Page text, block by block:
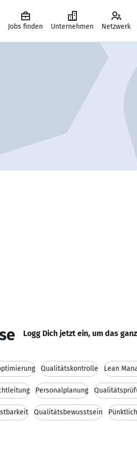
Jobs finden Unternehmen Netzwerk
Logg Dich jetzt ein, um das
Qualitätskontrolle Lean
Personalplanung
Qualitätsbewusstsein